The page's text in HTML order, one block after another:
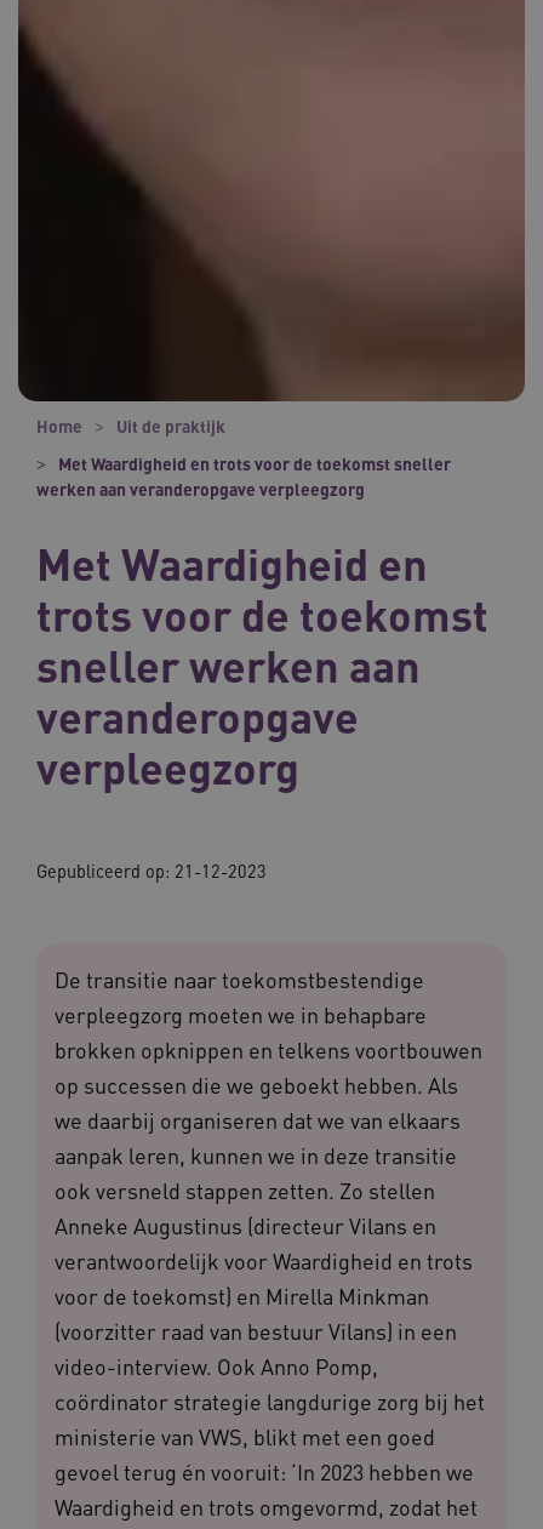
Home
Uit de praktijk
Met Waardigheid en trots voor de toekomst sneller
werken aan veranderopgave verpleegzorg
Met Waardigheid en
trots voor de toekomst
sneller werken aan
veranderopgave
verpleegzorg
Gepubliceerd op: 21-12-2023
De transitie naar toekomstbestendige
verpleegzorg moeten we in behapbare
brokken opknippen en telkens voortbouwen
op successen die we geboekt hebben. Als
we daarbij organiseren dat we van elkaars
aanpak leren, kunnen we in deze transitie
ook versneld stappen zetten. Zo stellen
Anneke Augustinus (directeur Vilans en
verantwoordelijk voor Waardigheid en trots
voor de toekomst) en Mirella Minkman
(voorzitter raad van bestuur Vilans) in een
video-interview. Ook Anno Pomp,
coördinator strategie langdurige zorg bij het
ministerie van VWS, blikt met een goed
gevoel terug én vooruit: ‘In 2023 hebben we
Waardigheid en trots omgevormd, zodat het